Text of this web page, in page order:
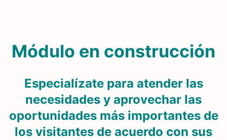
Módulo en construcción
Especialízate para atender las
necesidades y aprovechar las
oportunidades más importantes de
los visitantes de acuerdo con sus